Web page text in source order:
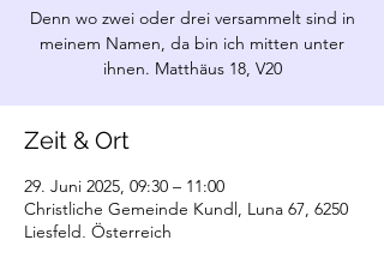
Denn wo zwei oder drei versammelt sind in
meinem Namen, da bin ich mitten unter
ihnen. Matthäus 18, V20
Zeit & Ort
29. Juni 2025, 09:30 – 11:00
Christliche Gemeinde Kundl, Luna 67, 6250
Liesfeld, Österreich